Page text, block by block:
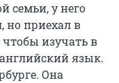
семьи, у него
но приехал в
изучать в
язык.
Она